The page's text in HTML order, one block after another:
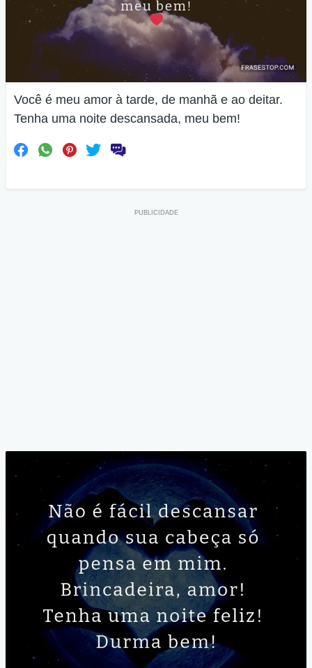
Você é meu amor à tarde, de manhã e ao deitar.
Tenha uma noite descansada, meu bem!